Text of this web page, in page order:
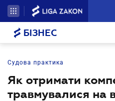
БІЗНЕС
Судова практика
Як отримати
травмувалися на